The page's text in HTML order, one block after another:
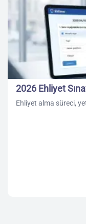
2026 Ehliyet
Ehliyet alma süreci,